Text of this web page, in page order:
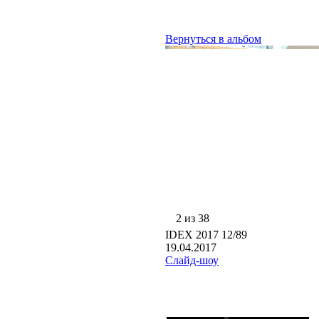
Вернуться в альбом
2 из 38
IDEX 2017 12/89
19.04.2017
Слайд-шоу